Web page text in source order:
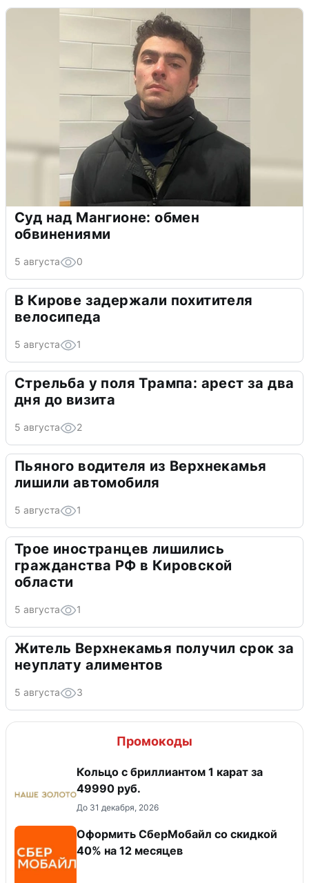
Суд над Мангионе: обмен
обвинениями
5 августа 0
В Кирове задержали похитителя
велосипеда
5 августа 1
Стрельба у поля Трампа: арест за два
дня до визита
5 августа 2
Пьяного водителя из Верхнекамья
лишили автомобиля
5 августа 1
Трое иностранцев лишились
гражданства РФ в Кировской
области
5 августа 1
Житель Верхнекамья получил срок за
неуплату алиментов
5 августа 3
Промокоды
Кольцо с бриллиантом 1 карат за
49990 руб.
До 31 декабря, 2026
Оформить СберМобайл со скидкой
40% на 12 месяцев